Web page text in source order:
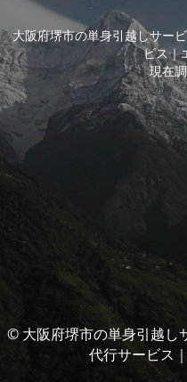
大阪府堺市の単身引越しサー
ビス｜
現在
© 大阪府堺市の単身引越し
代行サービス